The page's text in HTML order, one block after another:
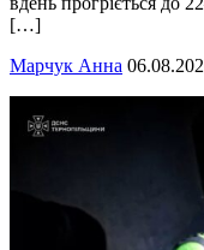
[…]
Марчук Анна